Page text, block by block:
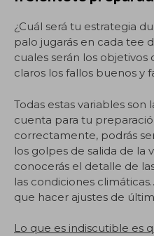
¿Cuál será tu estrategia
palo jugarás en cada tee
cuales serán los objetivos
claros los fallos buenos y
Todas estas variables
cuenta para tu
correctamente, podrás
los golpes de salida de la
conocerás el detalle de
las condiciones
que hacer ajustes de
Lo que es indiscutible es